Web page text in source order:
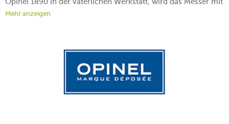
dem Holzgriff heute millionenfach in alle Welt exportiert. Das
genannt wird, im Alltag: als Vespermesser,Pilzmesser
Mehr anzeigen